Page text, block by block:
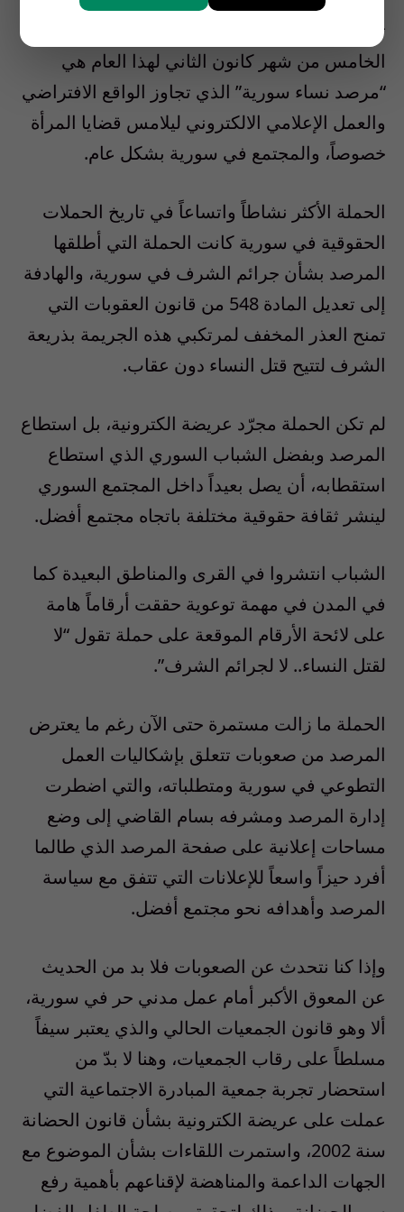
تجربة أخرى احتفلت بشمعتها الخامسة في
الخامس من شهر كانون الثاني لهذا العام هي
“مرصد نساء سورية” الذي تجاوز الواقع الافتراضي
والعمل الإعلامي الالكتروني ليلامس قضايا المرأة
خصوصاً، والمجتمع في سورية بشكل عام.
الحملة الأكثر نشاطاً واتساعاً في تاريخ الحملات
الحقوقية في سورية كانت الحملة التي أطلقها
المرصد بشأن جرائم الشرف في سورية، والهادفة
إلى تعديل المادة 548 من قانون العقوبات التي
تمنح العذر المخفف لمرتكبي هذه الجريمة بذريعة
الشرف لتتيح قتل النساء دون عقاب.
لم تكن الحملة مجرّد عريضة الكترونية، بل استطاع
المرصد وبفضل الشباب السوري الذي استطاع
استقطابه، أن يصل بعيداً داخل المجتمع السوري
لينشر ثقافة حقوقية مختلفة باتجاه مجتمع أفضل.
الشباب انتشروا في القرى والمناطق البعيدة كما
في المدن في مهمة توعوية حققت أرقاماً هامة
على لائحة الأرقام الموقعة على حملة تقول “لا
لقتل النساء.. لا لجرائم الشرف”.
الحملة ما زالت مستمرة حتى الآن رغم ما يعترض
المرصد من صعوبات تتعلق بإشكاليات العمل
التطوعي في سورية ومتطلباته، والتي اضطرت
إدارة المرصد ومشرفه بسام القاضي إلى وضع
مساحات إعلانية على صفحة المرصد الذي طالما
أفرد حيزاً واسعاً للإعلانات التي تتفق مع سياسة
المرصد وأهدافه نحو مجتمع أفضل.
وإذا كنا نتحدث عن الصعوبات فلا بد من الحديث
عن المعوق الأكبر أمام عمل مدني حر في سورية،
ألا وهو قانون الجمعيات الحالي والذي يعتبر سيفاً
مسلطاً على رقاب الجمعيات، وهنا لا بدّ من
استحضار تجربة جمعية المبادرة الاجتماعية التي
عملت على عريضة الكترونية بشأن قانون الحضانة
سنة 2002، واستمرت اللقاءات بشأن الموضوع مع
الجهات الداعمة والمناهضة لإقناعهم بأهمية رفع